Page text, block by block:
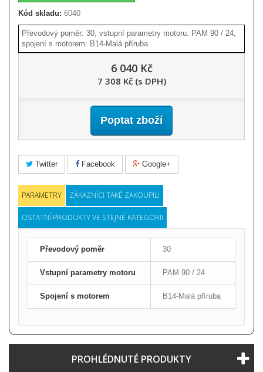
Kód skladu: 6040
Převodový poměr: 30, vstupní parametry motoru: PAM 90 / 24,
spojení s motorem: B14-Malá příruba
6 040 Kč
7 308 Kč (s DPH)
Poptat zboží
Twitter Facebook Google+
PARAMETRY ZÁKAZNÍCI TAKÉ ZAKOUPILI
OSTATNÍ PRODUKTY VE STEJNÉ KATEGORII
Převodový poměr 30
Vstupní parametry motoru PAM 90 / 24
Spojení s motorem B14-Malá příruba
PROHLÉDNUTÉ PRODUKTY